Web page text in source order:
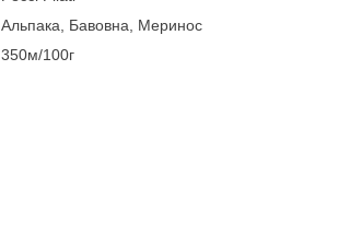
Альпака, Бавовна, Меринос
350м/100г